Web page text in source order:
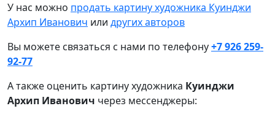
У нас можно продать картину художника Куинджи
Архип Иванович или других авторов
Вы можете связаться с нами по телефону+7 926 259-
92-77
А также оценить картину художника Куинджи
Архип Иванович через мессенджеры: